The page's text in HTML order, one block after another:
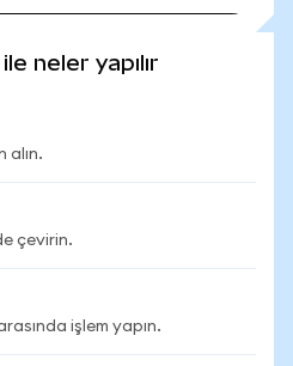
neler yapılır
alın.
çevirin.
işlem yapın.